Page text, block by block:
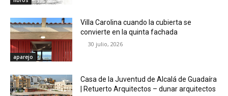
aparejo
Villa Carolina cuando la cubierta se
convierte en la quinta fachada
30 julio, 2026
Casa de la Juventud de Alcalá de Guadaíra
| Retuerto Arquitectos – dunar arquitectos